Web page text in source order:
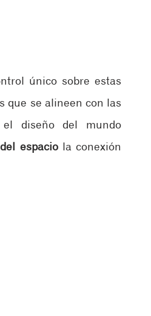
único sobre estas
que se alineen con las
el diseño del mundo
espacio la conexión